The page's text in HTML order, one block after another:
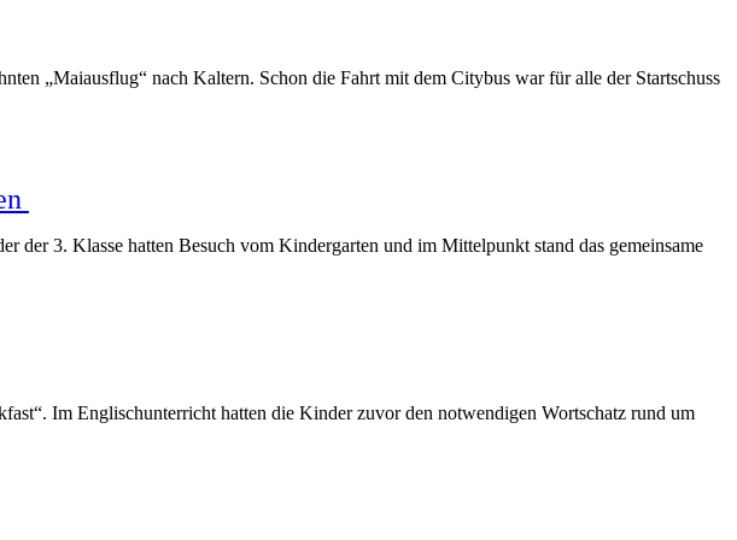
„Maiausflug“ nach Kaltern. Schon die Fahrt mit dem Citybus war für alle der Startschuss
3. Klasse hatten Besuch vom Kindergarten und im Mittelpunkt stand das gemeinsame
Im Englischunterricht hatten die Kinder zuvor den notwendigen Wortschatz rund um